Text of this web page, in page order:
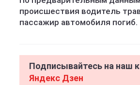
происшествия водитель
пассажир автомобиля погиб.
Подписывайтесь на наш
Яндекс Дзен